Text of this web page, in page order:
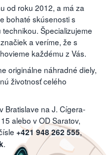
od roku 2012, a má za
bohaté skúsenosti s
Špecializujeme
a veríme, že s
každému z Vás.
originálne náhradné diely,
životnosť celého
Bratislave na J. Cígera-
alebo v OD Saratov,
+421 948 262 555,
.